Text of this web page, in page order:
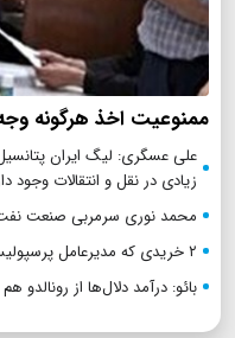
ممنوعیت اخذ هرگونه
زیادی در نقل و انتقالات وجود
محمد نوری سرمربی صنعت
۲ خریدی که مدیرعامل پرسپولیس وعده داده است
بائو: درآمد دلال‌ها از رونالدو